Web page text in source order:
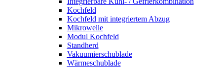
Kochfeld
Kochfeld mit integriertem Abzug
Mikrowelle
Modul Kochfeld
Standherd
Vakuumierschublade
Wärmeschublade